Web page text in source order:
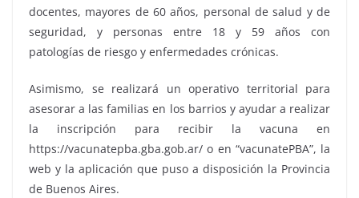
docentes, mayores de 60 años, personal de salud y de
seguridad, y personas entre 18 y 59 años con
patologías de riesgo y enfermedades crónicas.
Asimismo, se realizará un operativo territorial para
asesorar a las familias en los barrios y ayudar a realizar
la inscripción para recibir la vacuna en
https://vacunatepba.gba.gob.ar/ o en “vacunatePBA”, la
web y la aplicación que puso a disposición la Provincia
de Buenos Aires.